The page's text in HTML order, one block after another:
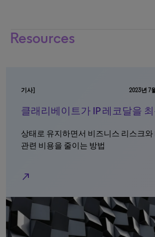
Resources
Securing Your IP: The
Intellectual Property (IP)
right expertise, the costs and
escalate, making the process
daunting. In this on-demand
Securing Your IP: The Critical